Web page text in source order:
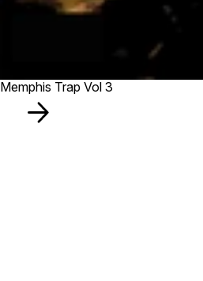
Memphis Trap Vol 3